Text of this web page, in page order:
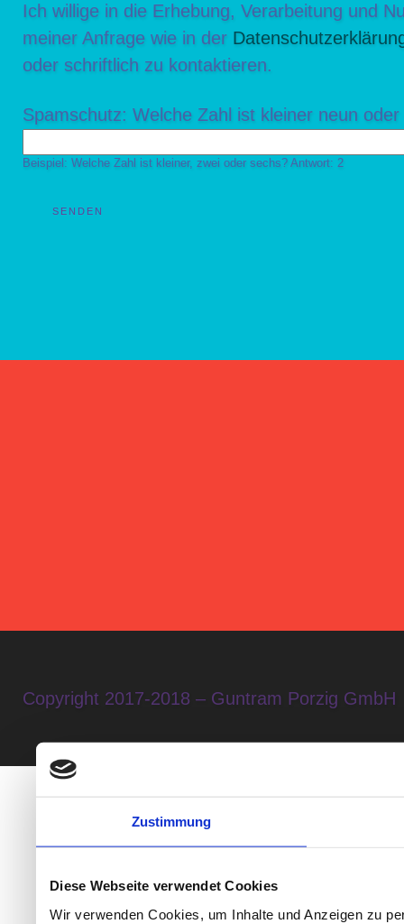
Zustimmung
Diese Webseite verwendet Cookies
Wir verwenden Cookies, um Inhalte und Anzeigen zu
Ich willige in die Erhebung, Verarbeitung und
meiner Anfrage wie in der
oder schriftlich zu kontaktieren.
Spamschutz: Welche Zahl ist kleiner neun
Beispiel: Welche Zahl ist kleiner, zwei oder sechs? Antwort: 2
Copyright 2017-2018 – Guntram Porzig GmbH